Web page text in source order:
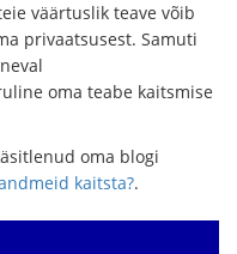
väärtuslik teave võib
privaatsusest. Samuti
oma teabe kaitsmise
oma blogi
kaitsta?.